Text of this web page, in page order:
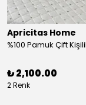
Apricitas Home
₺ 2,100.00
2 Renk